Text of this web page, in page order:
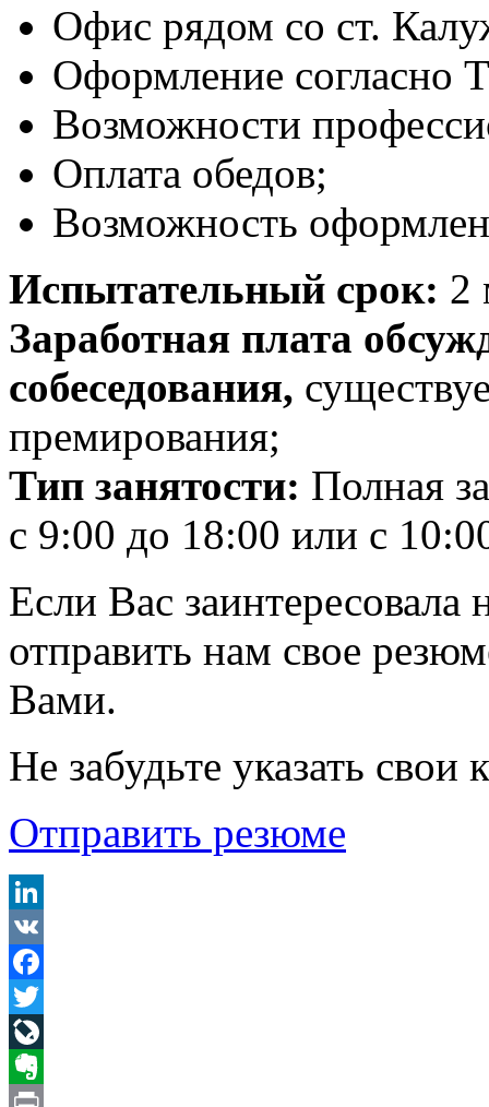
Офис рядом со ст.
Оформление согласно
Возможности
Оплата обедов;
Возможность
Испытательный срок: 2
Заработная плата
собеседования,
премирования;
Тип занятости: Полная
с 9:00 до 18:00 или с
Если Вас
отправить нам свое
Вами.
Не забудьте указать
Отправить резюме
LinkedIn
VK
Facebook
Twitter
LiveJournal
Evernote